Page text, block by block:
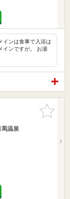
インは食事で入浴は
インですが。 お湯
お気に入
りに追加
温泉